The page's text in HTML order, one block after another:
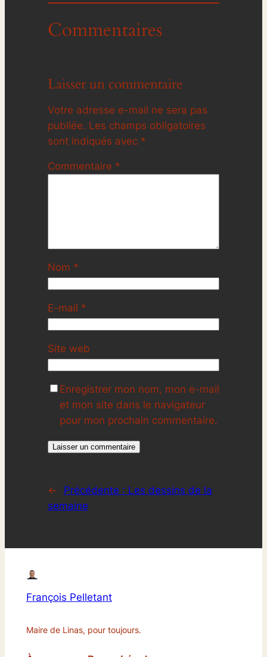
Commentaires
Laisser un commentaire
Votre adresse e-mail ne sera pas
publiée. Les champs obligatoires
sont indiqués avec *
Commentaire *
Nom *
E-mail *
Site web
Enregistrer mon nom, mon e-mail
et mon site dans le navigateur
pour mon prochain commentaire.
← Précédente : Les dessins de la
semaine
François Pelletant
Maire de Linas, pour toujours.